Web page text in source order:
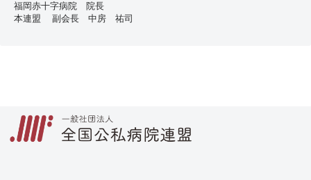
福岡赤十字病院　院長
本連盟  副会長　中房　祐司